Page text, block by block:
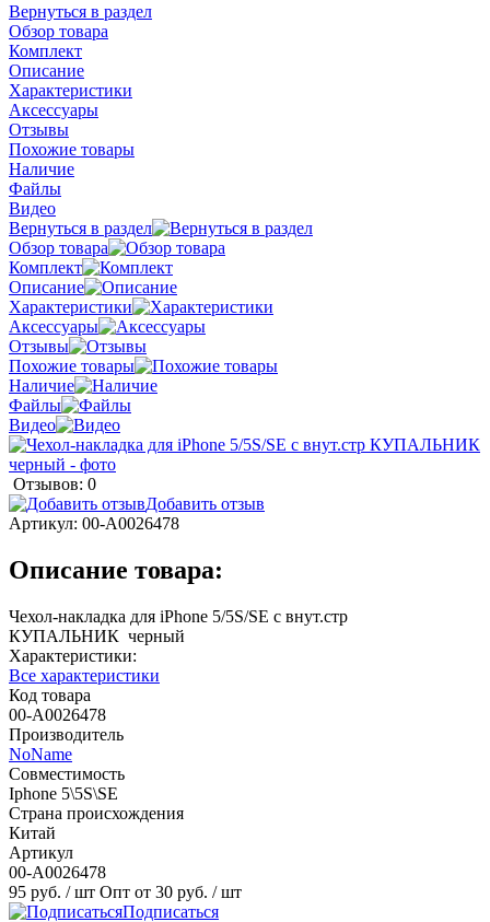
Вернуться в раздел
Обзор товара
Комплект
Описание
Характеристики
Аксессуары
Отзывы
Похожие товары
Наличие
Файлы
Видео
Вернуться в раздел
Обзор товара
Комплект
Описание
Характеристики
Аксессуары
Отзывы
Похожие товары
Наличие
Файлы
Видео
Отзывов: 0
Добавить отзыв
Артикул: 00-А0026478
Описание товара:
Чехол-накладка для iPhone 5/5S/SE с внут.стр
КУПАЛЬНИК черный
Характеристики:
Все характеристики
Код товара
00-А0026478
Производитель
NoName
Совместимость
Iphone 5\5S\SE
Страна происхождения
Китай
Артикул
00-А0026478
95 руб. / шт Опт от 30 руб. / шт
Подписаться